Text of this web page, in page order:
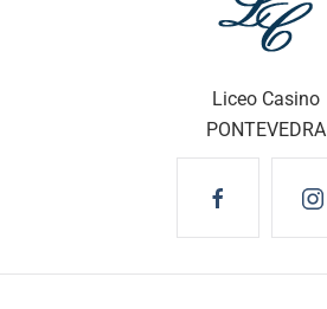
Liceo Casino
PONTEVEDRA